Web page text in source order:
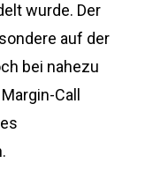
wurde. Der
auf der
bei nahezu
Call